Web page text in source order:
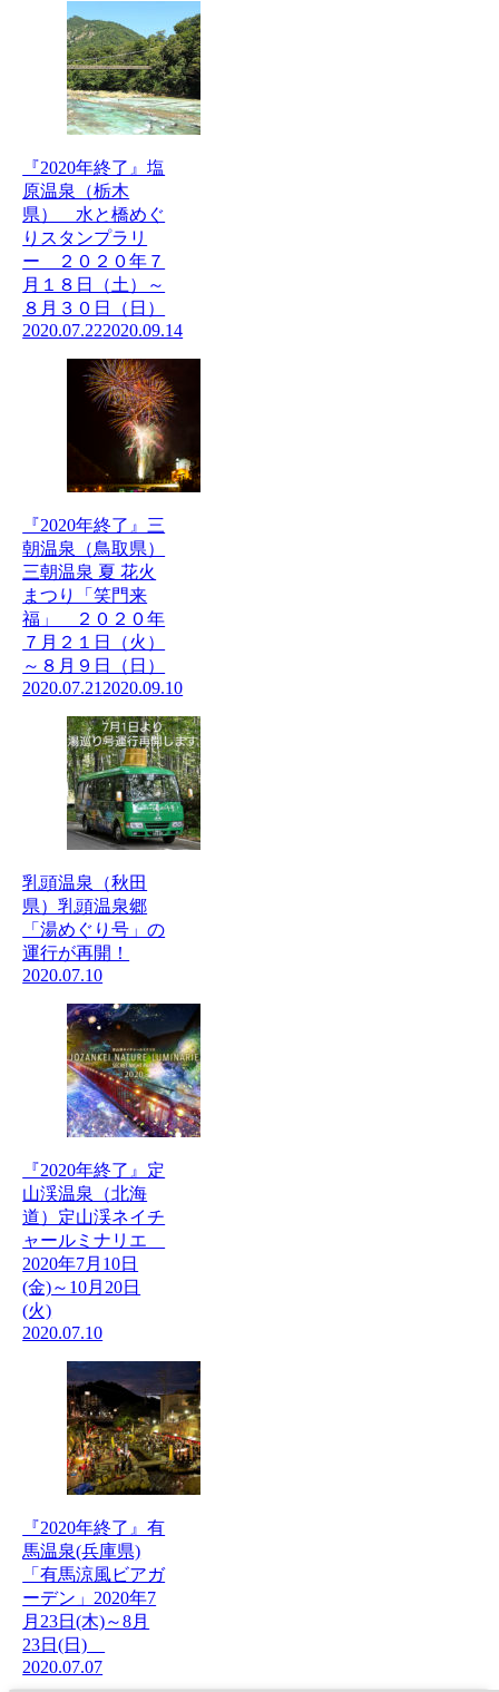
『2020年終了』塩
原温泉（栃木
県） 水と橋めぐ
りスタンプラリ
ー ２０２０年７
月１８日（土）～
８月３０日（日）
2020.07.222020.09.14
『2020年終了』三
朝温泉（鳥取県）
三朝温泉 夏 花火
まつり「笑門来
福」 ２０２０年
７月２１日（火）
～８月９日（日）
2020.07.21 2020.09.10
乳頭温泉（秋田
県）乳頭温泉郷
「湯めぐり号」の
運行が再開！
2020.07.10
『2020年終了』定
山渓温泉（北海
道）定山渓ネイチ
ャールミナリエ
2020年7月10日
(金)～10月20日
(火)
2020.07.10
『2020年終了』有
馬温泉(兵庫県)
「有馬涼風ビアガ
ーデン」2020年7
月23日(木)～8月
23日(日)
2020.07.07